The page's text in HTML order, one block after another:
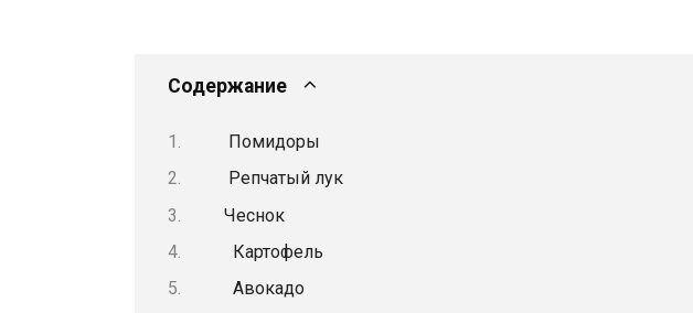
Содержание
Помидоры
Репчатый лук
Чеснок
Картофель
Авокадо